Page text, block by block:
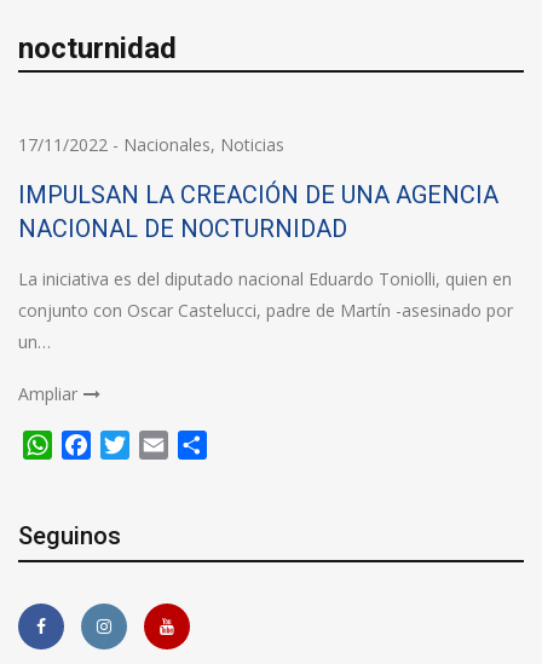
nocturnidad
17/11/2022 - Nacionales, Noticias
IMPULSAN LA CREACIÓN DE UNA AGENCIA
NACIONAL DE NOCTURNIDAD
La iniciativa es del diputado nacional Eduardo Toniolli, quien en
conjunto con Oscar Castelucci, padre de Martín -asesinado por
un…
Ampliar
WhatsApp
FacebookTwitter
Email
Seguinos